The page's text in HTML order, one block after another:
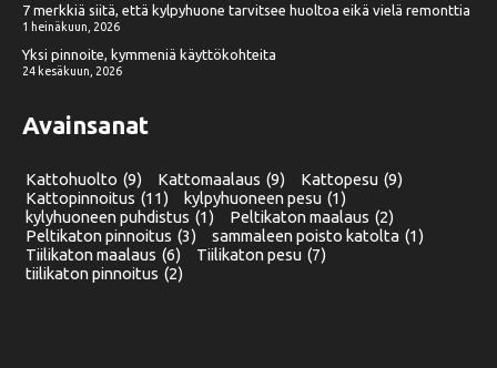
7 merkkiä siitä, että kylpyhuone tarvitsee huoltoa eikä vielä remonttia
1 heinäkuun, 2026
Yksi pinnoite, kymmeniä käyttökohteita
24 kesäkuun, 2026
Avainsanat
Kattohuolto (9) Kattomaalaus (9) Kattopesu (9)
Kattopinnoitus (11) kylpyhuoneen pesu (1)
kylyhuoneen puhdistus (1) Peltikaton maalaus (2)
Peltikaton pinnoitus (3) sammaleen poisto katolta (1)
Tiilikaton maalaus (6) Tiilikaton pesu (7)
tiilikaton pinnoitus (2)